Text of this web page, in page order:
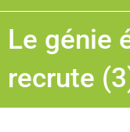
Le génie
recrute